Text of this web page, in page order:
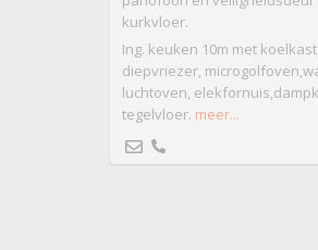
kurkvloer.
Ing. keuken 10m met koelkast,
diepvriezer,
luchtoven,
tegelvloer. meer...